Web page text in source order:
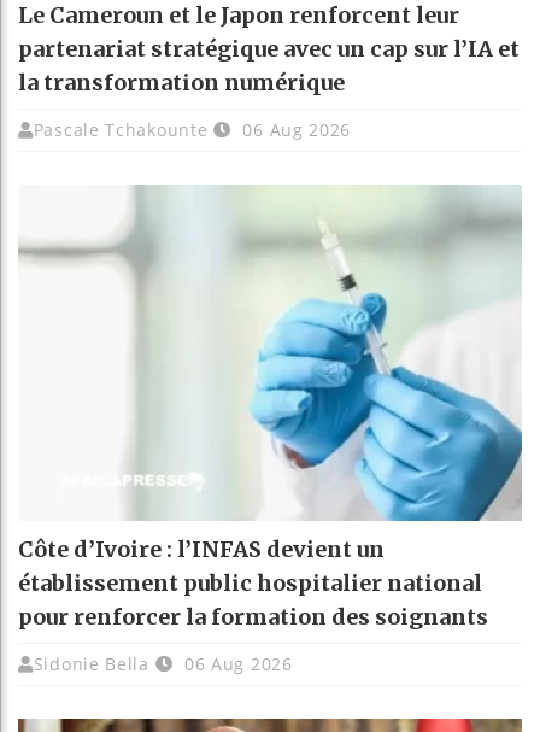
Le Cameroun et le Japon renforcent leur
partenariat stratégique avec un cap sur l’IA et
la transformation numérique
Pascale Tchakounte 06 Aug 2026
Côte d’Ivoire : l’INFAS devient un
établissement public hospitalier national
pour renforcer la formation des soignants
Sidonie Bella 06 Aug 2026